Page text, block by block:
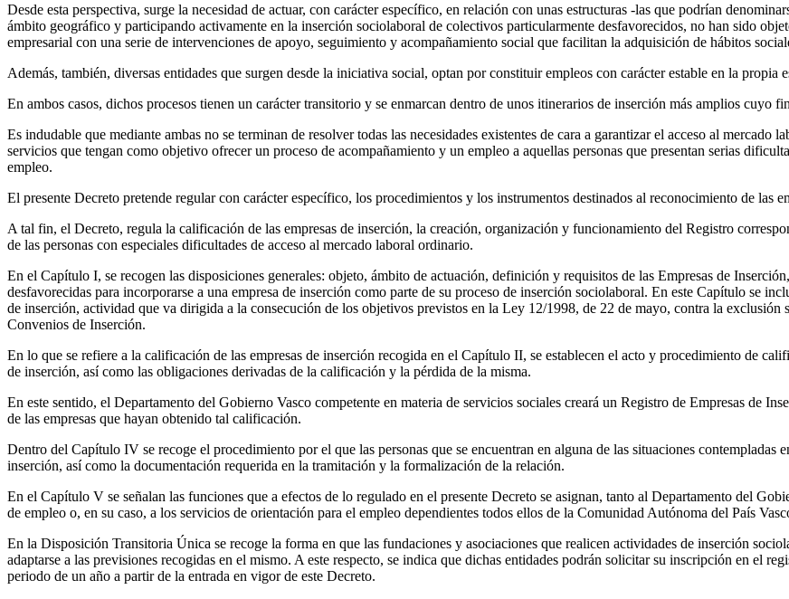
Desde esta perspectiva, surge la necesidad de actuar, con carácter específico, en relación con unas estructuras -las que podrían
ámbito geográfico y participando activamente en la inserción sociolaboral de colectivos particularmente desfavorecidos, no han sido
empresarial con una serie de intervenciones de apoyo, seguimiento y acompañamiento social que facilitan la adquisición de hábitos
Además, también, diversas entidades que surgen desde la iniciativa social, optan por constituir empleos con carácter estable en la
En ambos casos, dichos procesos tienen un carácter transitorio y se enmarcan dentro de unos itinerarios de inserción más amplios cuyo
Es indudable que mediante ambas no se terminan de resolver todas las necesidades existentes de cara a garantizar el acceso al mercado
servicios que tengan como objetivo ofrecer un proceso de acompañamiento y un empleo a aquellas personas que presentan serias
empleo.
El presente Decreto pretende regular con carácter específico, los procedimientos y los instrumentos destinados al reconocimiento de las
A tal fin, el Decreto, regula la calificación de las empresas de inserción, la creación, organización y funcionamiento del Registro
de las personas con especiales dificultades de acceso al mercado laboral ordinario.
En el Capítulo I, se recogen las disposiciones generales: objeto, ámbito de actuación, definición y requisitos de las Empresas de
desfavorecidas para incorporarse a una empresa de inserción como parte de su proceso de inserción sociolaboral. En este Capítulo se
de inserción, actividad que va dirigida a la consecución de los objetivos previstos en la Ley 12/1998, de 22 de mayo, contra la
Convenios de Inserción.
En lo que se refiere a la calificación de las empresas de inserción recogida en el Capítulo II, se establecen el acto y procedimiento de
de inserción, así como las obligaciones derivadas de la calificación y la pérdida de la misma.
En este sentido, el Departamento del Gobierno Vasco competente en materia de servicios sociales creará un Registro de Empresas de
de las empresas que hayan obtenido tal calificación.
Dentro del Capítulo IV se recoge el procedimiento por el que las personas que se encuentran en alguna de las situaciones contempladas
inserción, así como la documentación requerida en la tramitación y la formalización de la relación.
En el Capítulo V se señalan las funciones que a efectos de lo regulado en el presente Decreto se asignan, tanto al Departamento del
de empleo o, en su caso, a los servicios de orientación para el empleo dependientes todos ellos de la Comunidad Autónoma del País
En la Disposición Transitoria Única se recoge la forma en que las fundaciones y asociaciones que realicen actividades de inserción
adaptarse a las previsiones recogidas en el mismo. A este respecto, se indica que dichas entidades podrán solicitar su inscripción en el
periodo de un año a partir de la entrada en vigor de este Decreto.